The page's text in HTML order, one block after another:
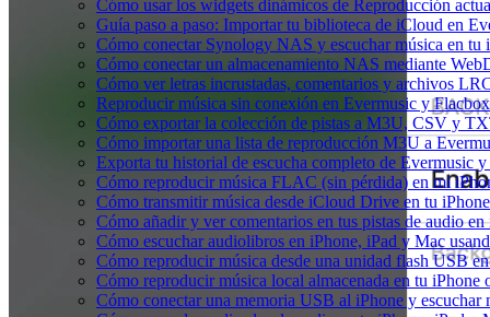
Cómo usar los widgets dinámicos de Reproducción
Guía paso a paso: Importar tu biblioteca de iCloud en
Cómo conectar Synology NAS y escuchar música en tu
Cómo conectar un almacenamiento NAS mediante
Cómo ver letras incrustadas, comentarios y archivos
Reproducir música sin conexión en Evermusic y
Cómo exportar la colección de pistas a M3U, CSV y
Cómo importar una lista de reproducción M3U a
Exporta tu historial de escucha completo de Evermusic
Cómo reproducir música FLAC (sin pérdida) en mi
Cómo transmitir música desde iCloud Drive en tu
Cómo añadir y ver comentarios en tus pistas de audio
Cómo escuchar audiolibros en iPhone, iPad y Mac
Cómo reproducir música desde una unidad flash USB
Cómo reproducir música local almacenada en tu iPhone
Cómo conectar una memoria USB al iPhone y escuchar